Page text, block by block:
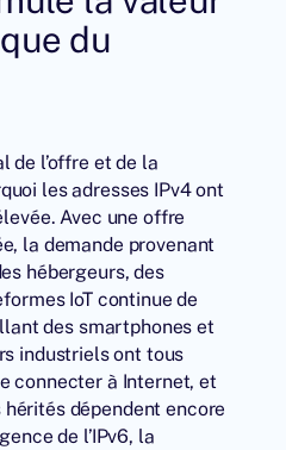
du
de l’offre et de la
les adresses IPv4 ont
Avec une offre
la demande provenant
hébergeurs, des
IoT continue de
des smartphones et
industriels ont tous
connecter à Internet, et
dépendent encore
de l’IPv6, la